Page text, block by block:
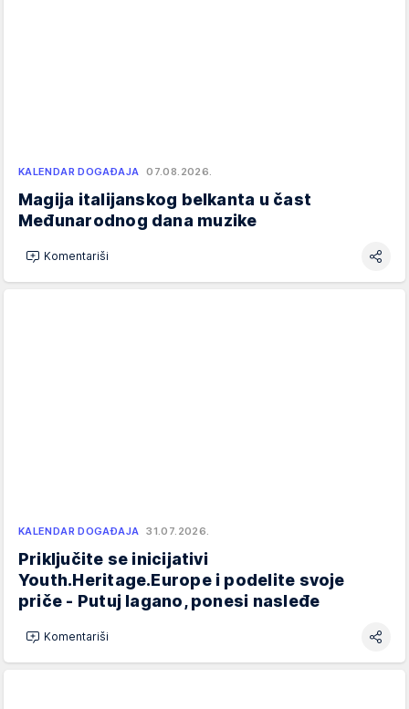
KALENDAR DOGAĐAJA 07.08.2026.
Magija italijanskog belkanta u čast
Međunarodnog dana muzike
Komentariši
KALENDAR DOGAĐAJA 31.07.2026.
Priključite se inicijativi
Youth.Heritage.Europe i podelite svoje
priče - Putuj lagano, ponesi nasleđe
Komentariši